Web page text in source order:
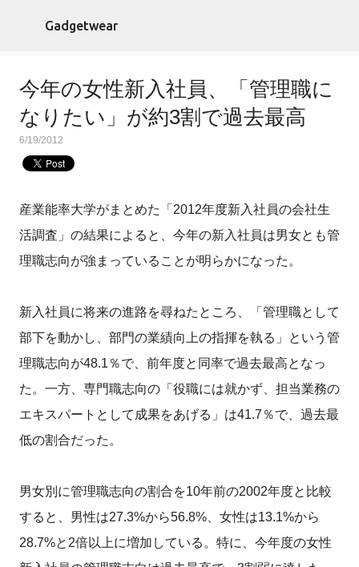
スキップしてメイン コンテンツに移動
Gadgetwear
今年の女性新入社員、「管理職に
なりたい」が約3割で過去最高
6/19/2012
産業能率大学がまとめた「2012年度新入社員の会社生
活調査」の結果によると、今年の新入社員は男女とも管
理職志向が強まっていることが明らかになった。
新入社員に将来の進路を尋ねたところ、「管理職として
部下を動かし、部門の業績向上の指揮を執る」という管
理職志向が48.1％で、前年度と同率で過去最高となっ
た。一方、専門職志向の「役職には就かず、担当業務の
エキスパートとして成果をあげる」は41.7％で、過去最
低の割合だった。
男女別に管理職志向の割合を10年前の2002年度と比較
すると、男性は27.3%から56.8%、女性は13.1%から
28.7%と2倍以上に増加している。特に、今年度の女性